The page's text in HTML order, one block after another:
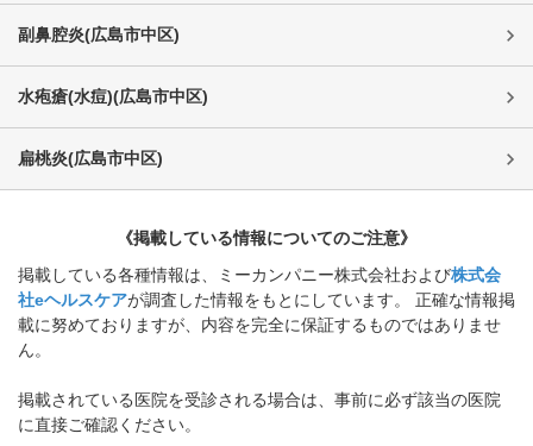
副鼻腔炎(広島市中区)
水疱瘡(水痘)(広島市中区)
扁桃炎(広島市中区)
《掲載している情報についてのご注意》
掲載している各種情報は、ミーカンパニー株式会社および株式会
社eヘルスケアが調査した情報をもとにしています。 正確な情報掲
載に努めておりますが、内容を完全に保証するものではありませ
ん。
掲載されている医院を受診される場合は、事前に必ず該当の医院
に直接ご確認ください。